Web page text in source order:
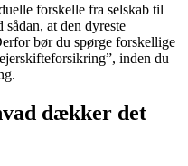
forskelle fra selskab til
at den dyreste
bør du spørge forskellige
inden du
dækker det